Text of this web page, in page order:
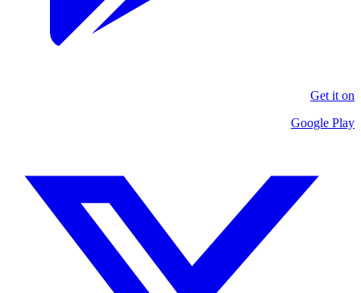
Get it on
Google Play